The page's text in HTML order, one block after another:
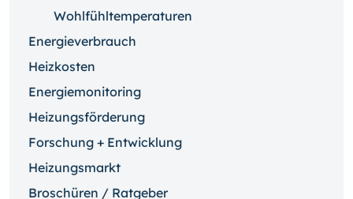
Wohlfühltemperaturen
Energieverbrauch
Heizkosten
Energiemonitoring
Heizungsförderung
Forschung + Entwicklung
Heizungsmarkt
Broschüren / Ratgeber